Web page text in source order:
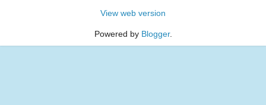
View web version
Powered by Blogger.